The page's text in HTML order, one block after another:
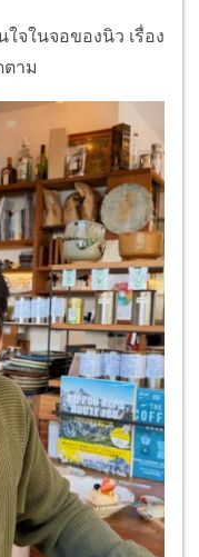
จในจอของนิว เรื่อง
าม